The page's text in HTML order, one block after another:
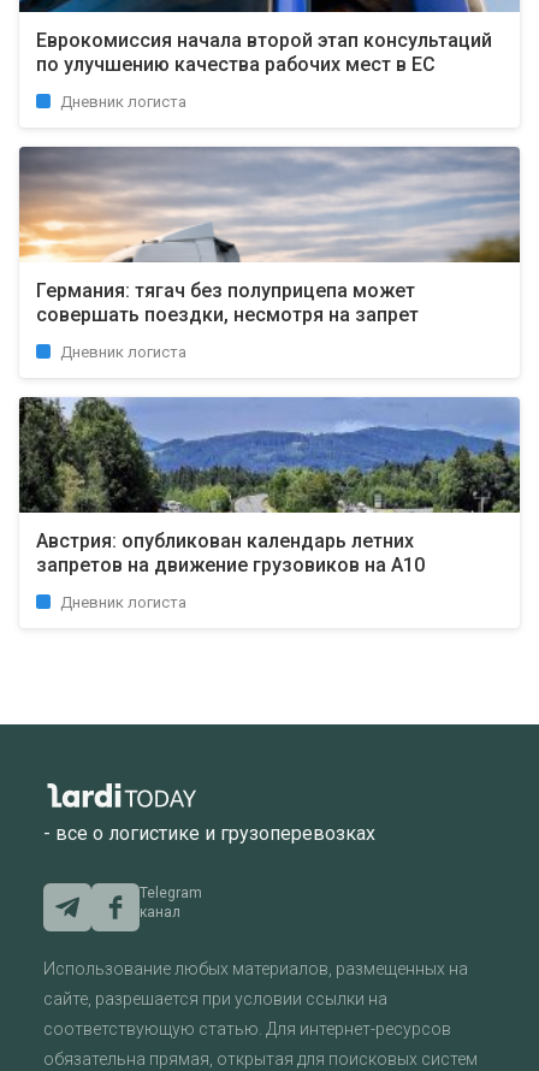
Еврокомиссия начала второй этап консультаций
по улучшению качества рабочих мест в ЕС
Дневник логиста
Германия: тягач без полуприцепа может
совершать поездки, несмотря на запрет
Дневник логиста
Австрия: опубликован календарь летних
запретов на движение грузовиков на А10
Дневник логиста
- все о логистике и грузоперевозках
Telegram
канал
Использование любых материалов, размещенных на
сайте, разрешается при условии ссылки на
соответствующую статью. Для интернет-ресурсов
обязательна прямая, открытая для поисковых систем